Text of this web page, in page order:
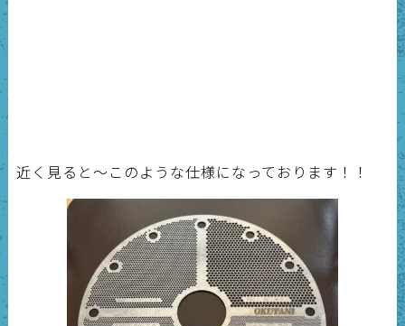
近く見ると～このような仕様になっております！！